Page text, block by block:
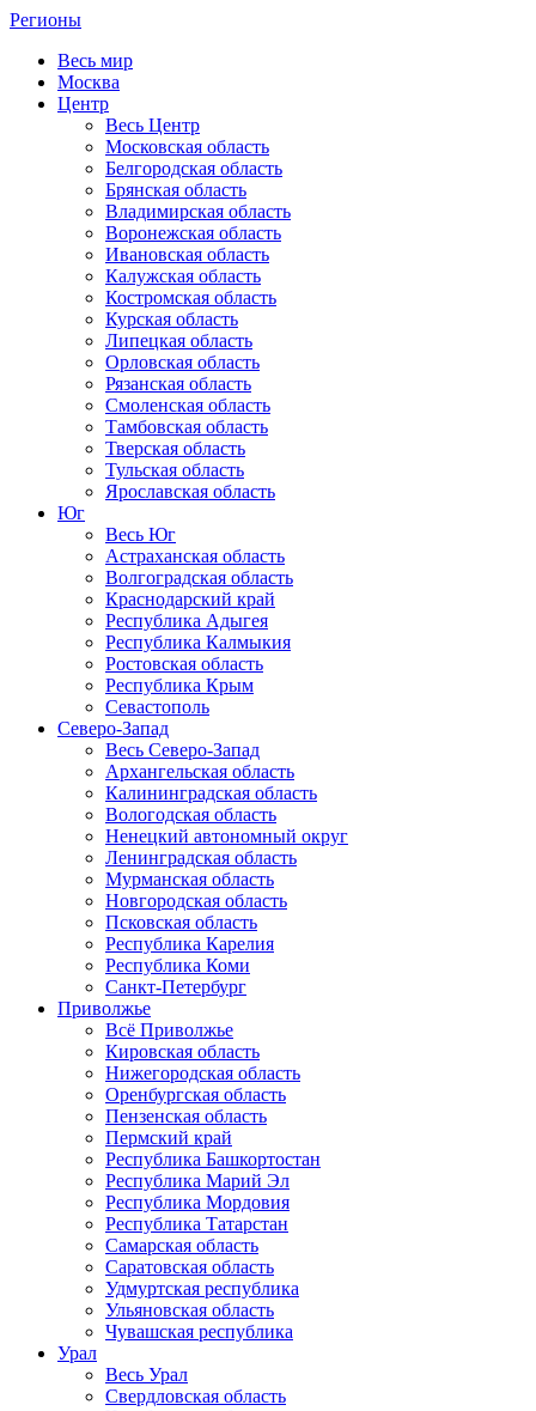
Регионы
Весь мир
Москва
Центр
Весь Центр
Московская область
Белгородская область
Брянская область
Владимирская область
Воронежская область
Ивановская область
Калужская область
Костромская область
Курская область
Липецкая область
Орловская область
Рязанская область
Смоленская область
Тамбовская область
Тверская область
Тульская область
Ярославская область
Юг
Весь Юг
Астраханская область
Волгоградская область
Краснодарский край
Республика Адыгея
Республика Калмыкия
Ростовская область
Республика Крым
Севастополь
Северо-Запад
Весь Северо-Запад
Архангельская область
Калининградская область
Вологодская область
Ненецкий автономный округ
Ленинградская область
Мурманская область
Новгородская область
Псковская область
Республика Карелия
Республика Коми
Санкт-Петербург
Приволжье
Всё Приволжье
Кировская область
Нижегородская область
Оренбургская область
Пензенская область
Пермский край
Республика Башкортостан
Республика Марий Эл
Республика Мордовия
Республика Татарстан
Самарская область
Саратовская область
Удмуртская республика
Ульяновская область
Чувашская республика
Урал
Весь Урал
Свердловская область